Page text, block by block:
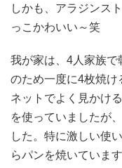
しかも、アラジンス
っこかわいい～笑
我が家は、4人家族で
のため一度に4枚焼け
ネットでよく見かけ
を使っていましたが
した。特に激しい使
らパンを焼いています